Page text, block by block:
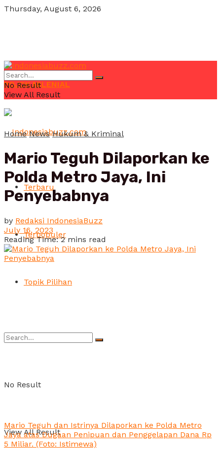
Thursday, August 6, 2026
POJOK MILENIAL
Terbaru
Terpopuler
Topik Pilihan
No Result
View All Result
No Result
View All Result
Home News Hukum & Kriminal
Mario Teguh Dilaporkan ke
Polda Metro Jaya, Ini
Penyebabnya
by Redaksi IndonesiaBuzz
July 16, 2023
Reading Time: 2 mins read
Mario Teguh dan Istrinya Dilaporkan ke Polda Metro
Jaya atas Dugaan Penipuan dan Penggelapan Dana Rp
5 Miliar. (Foto: Istimewa)